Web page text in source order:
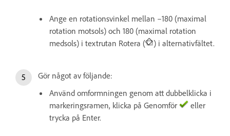
Ange en rotationsvinkel mellan –180 (maximal
rotation motsols) och 180 (maximal rotation
medsols) i textrutan Rotera (
) i alternativfältet.
Gör något av följande:
Använd omformningen genom att dubbelklicka i
markeringsramen, klicka på Genomför
eller
trycka på Enter.